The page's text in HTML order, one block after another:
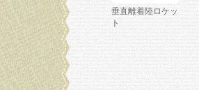
垂直離着陸ロケッ
ト